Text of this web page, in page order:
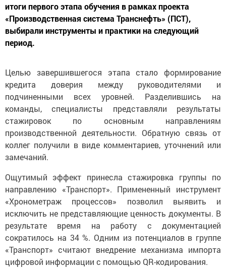
итоги первого этапа обучения в рамках проекта
«Производственная система Транснефть» (ПСТ),
выбирали инструменты и практики на следующий
период.
Целью завершившегося этапа стало формирование
кредита доверия между руководителями и
подчиненными всех уровней. Разделившись на
команды, специалисты представляли результаты
стажировок по основным направлениям
производственной деятельности. Обратную связь от
коллег получили в виде комментариев, уточнений или
замечаний.
Ощутимый эффект принесла стажировка группы по
направлению «Транспорт». Примененный инструмент
«Хронометраж процессов» позволил выявить и
исключить не представляющие ценность документы. В
результате время на работу с документацией
сократилось на 34 %. Одним из потенциалов в группе
«Транспорт» считают внедрение механизма импорта
цифровой информации с помощью QR-кодирования.